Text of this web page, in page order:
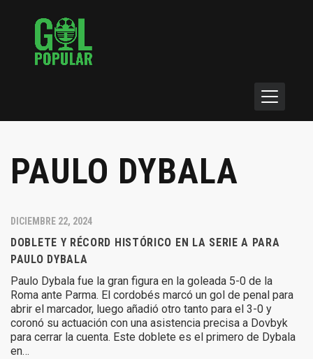
PAULO DYBALA
DICIEMBRE 22, 2024
DOBLETE Y RÉCORD HISTÓRICO EN LA SERIE A PARA
PAULO DYBALA
Paulo Dybala fue la gran figura en la goleada 5-0 de la
Roma ante Parma. El cordobés marcó un gol de penal para
abrir el marcador, luego añadió otro tanto para el 3-0 y
coronó su actuación con una asistencia precisa a Dovbyk
para cerrar la cuenta. Este doblete es el primero de Dybala
en…